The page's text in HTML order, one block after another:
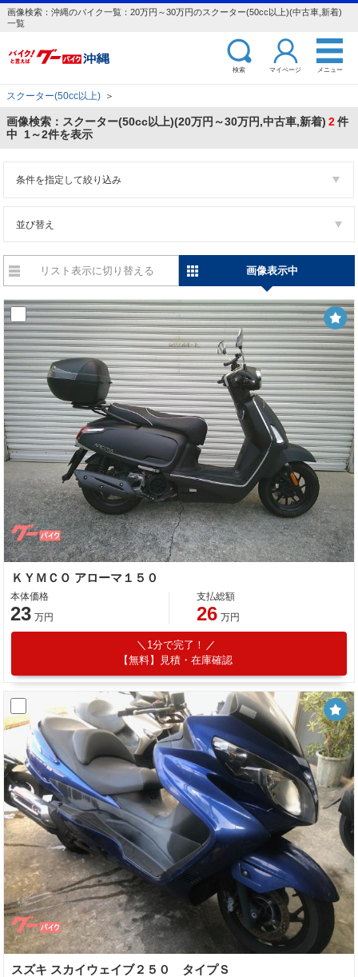
画像検索：沖縄のバイク一覧：20万円～30万円のスクーター(50cc以上)(中古車,新着)
一覧
検索 マイページ メニュー
スクーター(50cc以上) ＞
画像検索：スクーター(50cc以上)(20万円～30万円,中古車,新着) 2件
中 1～2件を表示
条件を指定して絞り込み
並び替え
リスト表示に切り替える 画像表示中
ＫＹＭＣＯ アローマ１５０
本体価格
23 万円
支払総額
26 万円
1分で完了！
【無料】見積・在庫確認
スズキ スカイウェイブ２５０ タイプＳ